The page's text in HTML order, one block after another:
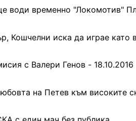
води временно "Локомотив"
Кошчелни иска да играе като
с Валери Генов - 18.10.2016
на Петев към високите